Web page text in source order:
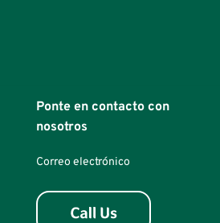
Ponte en contacto con
nosotros
Correo electrónico